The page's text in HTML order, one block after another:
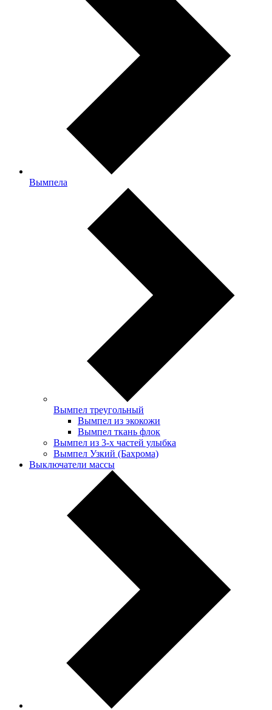
Вымпела
Вымпел треугольный
Вымпел из экокожи
Вымпел ткань флок
Вымпел из 3-х частей улыбка
Вымпел Узкий (Бахрома)
Выключатели массы